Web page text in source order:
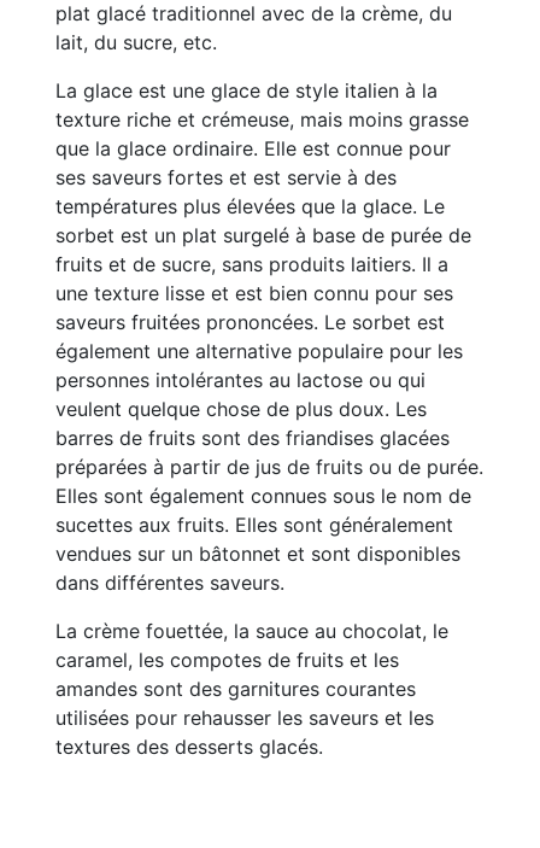
plat glacé traditionnel avec de la crème, du
lait, du sucre, etc.
La glace est une glace de style italien à la
texture riche et crémeuse, mais moins grasse
que la glace ordinaire. Elle est connue pour
ses saveurs fortes et est servie à des
températures plus élevées que la glace. Le
sorbet est un plat surgelé à base de purée de
fruits et de sucre, sans produits laitiers. Il a
une texture lisse et est bien connu pour ses
saveurs fruitées prononcées. Le sorbet est
également une alternative populaire pour les
personnes intolérantes au lactose ou qui
veulent quelque chose de plus doux. Les
barres de fruits sont des friandises glacées
préparées à partir de jus de fruits ou de purée.
Elles sont également connues sous le nom de
sucettes aux fruits. Elles sont généralement
vendues sur un bâtonnet et sont disponibles
dans différentes saveurs.
La crème fouettée, la sauce au chocolat, le
caramel, les compotes de fruits et les
amandes sont des garnitures courantes
utilisées pour rehausser les saveurs et les
textures des desserts glacés.